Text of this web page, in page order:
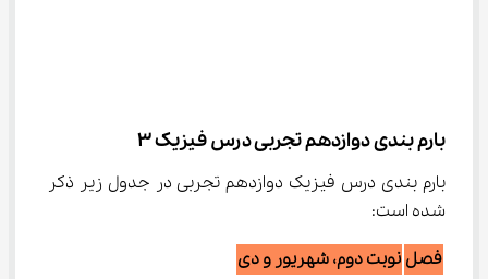
بارم بندی دوازدهم تجربی درس فیزیک ۳
بارم بندی درس فیزیک دوازدهم تجربی در جدول زیر ذکر
شده است:
فصل نوبت دوم، شهریور و دی